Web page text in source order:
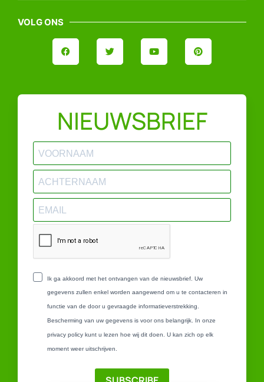
VOLG ONS
NIEUWSBRIEF
Ik ga akkoord met het ontvangen van de nieuwsbrief. Uw
gegevens zullen enkel worden aangewend om u te contacteren in
functie van de door u gevraagde informatieverstrekking.
Bescherming van uw gegevens is voor ons belangrijk. In onze
privacy policy kunt u lezen hoe wij dit doen. U kan zich op elk
moment weer uitschrijven.